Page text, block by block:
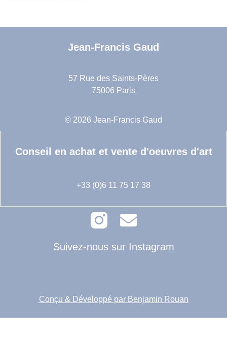
Jean-Francis Gaud
57 Rue des Saints-Pères
75006 Paris
© 2026 Jean-Francis Gaud
Conseil en achat et vente d'oeuvres d'art
+33 (0)6 11 75 17 38
Suivez-nous sur Instagram
Conçu & Développé par Benjamin Rouan